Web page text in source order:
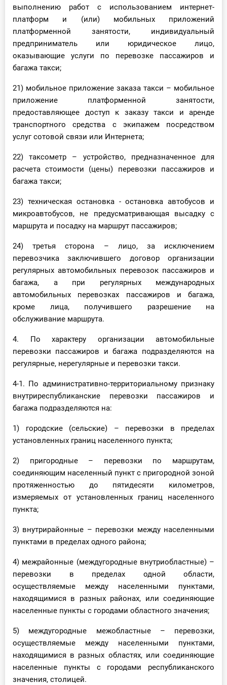
выполнению работ с использованием интернет-
платформ и (или) мобильных приложений
платформенной занятости, индивидуальный
предприниматель или юридическое лицо,
оказывающие услуги по перевозке пассажиров и
багажа такси;
21) мобильное приложение заказа такси – мобильное
приложение платформенной занятости,
предоставляющее доступ к заказу такси и аренде
транспортного средства с экипажем посредством
услуг сотовой связи или Интернета;
22) таксометр – устройство, предназначенное для
расчета стоимости (цены) перевозки пассажиров и
багажа такси;
23) техническая остановка - остановка автобусов и
микроавтобусов, не предусматривающая высадку с
маршрута и посадку на маршрут пассажиров;
24) третья сторона – лицо, за исключением
перевозчика заключившего договор организации
регулярных автомобильных перевозок пассажиров и
багажа, а при регулярных международных
автомобильных перевозках пассажиров и багажа,
кроме лица, получившего разрешение на
обслуживание маршрута.
4. По характеру организации автомобильные
перевозки пассажиров и багажа подразделяются на
регулярные, нерегулярные и перевозки такси.
4-1. По административно-территориальному признаку
внутриреспубликанские перевозки пассажиров и
багажа подразделяются на:
1) городские (сельские) – перевозки в пределах
установленных границ населенного пункта;
2) пригородные – перевозки по маршрутам,
соединяющим населенный пункт с пригородной зоной
протяженностью до пятидесяти километров,
измеряемых от установленных границ населенного
пункта;
3) внутрирайонные – перевозки между населенными
пунктами в пределах одного района;
4) межрайонные (междугородные внутриобластные) –
перевозки в пределах одной области,
осуществляемые между населенными пунктами,
находящимися в разных районах, или соединяющие
населенные пункты с городами областного значения;
5) междугородные межобластные – перевозки,
осуществляемые между населенными пунктами,
находящимися в разных областях, или соединяющие
населенные пункты с городами республиканского
значения, столицей.